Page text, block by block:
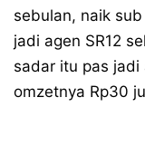
sebulan, naik
jadi agen SR12
sadar itu pas jadi
omzetnya Rp30